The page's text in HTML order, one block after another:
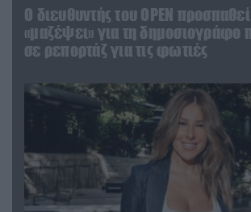
O διευθυντής του OPEN
«μαζέψει» για τη δημοσιογράφο
σε ρεπορτάζ για τις φωτιές